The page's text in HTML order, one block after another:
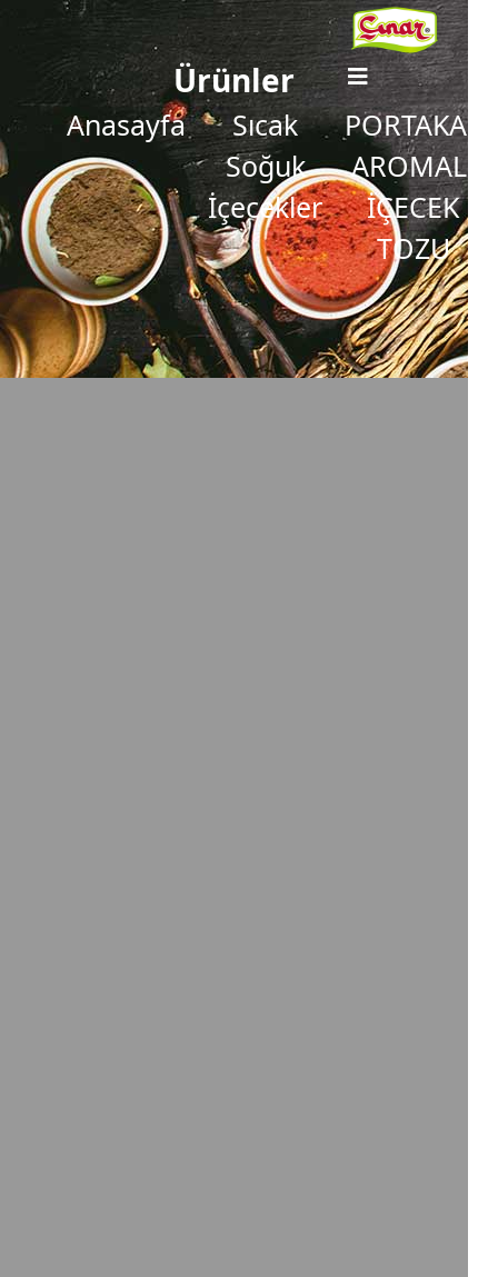
Ürünler
Anasayfa
Sıcak
Soğuk
İçecekler
PORTAKAL
AROMALI
İÇECEK
TOZU